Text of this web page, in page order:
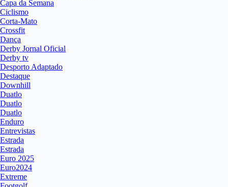
Capa da Semana
Ciclismo
Corta-Mato
Crossfit
Dança
Derby Jornal Oficial
Derby tv
Desporto Adaptado
Destaque
Downhill
Duatlo
Duatlo
Duatlo
Enduro
Entrevistas
Estrada
Estrada
Euro 2025
Euro2024
Extreme